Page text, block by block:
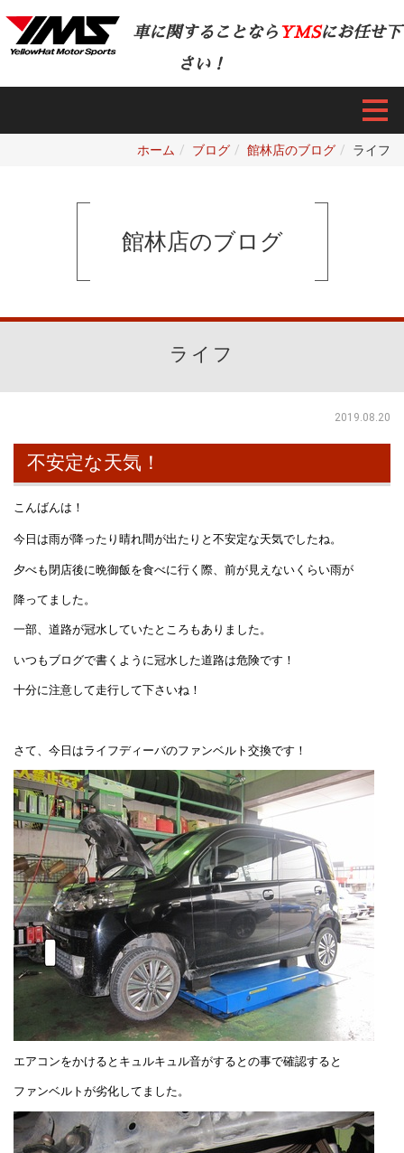
車に関することなら YMSにお任せ下
さい！
ホーム ブログ 館林店のブログ ライフ
館林店のブログ
ライフ
2019.08.20
不安定な天気！
こんばんは！
今日は雨が降ったり晴れ間が出たりと不安定な天気でしたね。
夕べも閉店後に晩御飯を食べに行く際、前が見えないくらい雨が
降ってました。
一部、道路が冠水していたところもありました。
いつもブログで書くように冠水した道路は危険です！
十分に注意して走行して下さいね！
さて、今日はライフディーバのファンベルト交換です！
エアコンをかけるとキュルキュル音がするとの事で確認すると
ファンベルトが劣化してました。